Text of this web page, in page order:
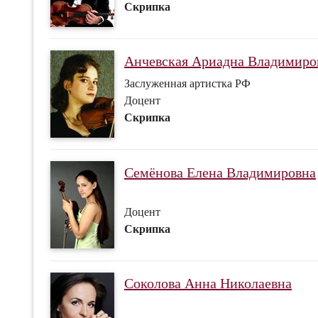
Скрипка
Анчевская Ариадна
Заслуженная артистка РФ
Доцент
Скрипка
Семёнова Елена Владимировна
Доцент
Скрипка
Соколова Анна Николаевна